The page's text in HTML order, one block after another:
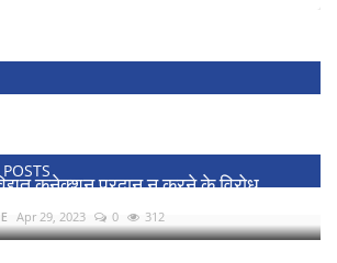
कनेक्शन प्रदान न करने के विरोध...
Apr 29, 2023 0 312